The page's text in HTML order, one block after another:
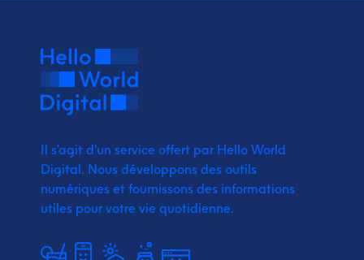
Il s'agit d'un service offert par Hello World
Digital. Nous développons des outils
numériques et fournissons des informations
utiles pour votre vie quotidienne.